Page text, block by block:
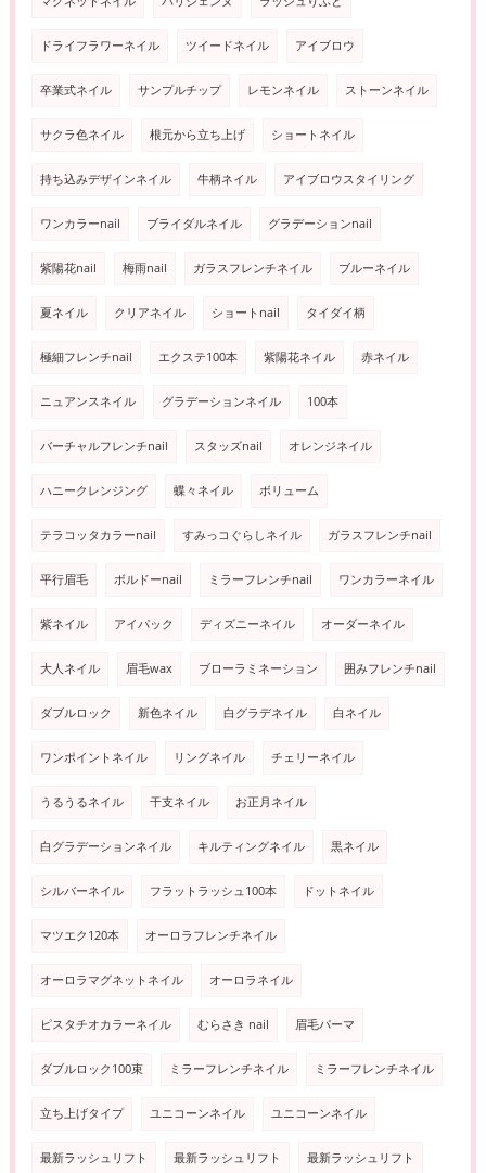
ドライフラワーネイル ツイードネイル アイブロウ
卒業式ネイル サンプルチップ レモンネイル ストーンネイル
サクラ色ネイル 根元から立ち上げ ショートネイル
持ち込みデザインネイル 牛柄ネイル アイブロウスタイリング
ワンカラーnail ブライダルネイル グラデーションnail
紫陽花nail 梅雨nail ガラスフレンチネイル ブルーネイル
夏ネイル クリアネイル ショートnail タイダイ柄
極細フレンチnail エクステ100本 紫陽花ネイル 赤ネイル
ニュアンスネイル グラデーションネイル 100本
バーチャルフレンチnail スタッズnail オレンジネイル
ハニークレンジング 蝶々ネイル ボリューム
テラコッタカラーnail すみっコぐらしネイル ガラスフレンチnail
平行眉毛 ボルドーnail ミラーフレンチnail ワンカラーネイル
紫ネイル アイパック ディズニーネイル オーダーネイル
大人ネイル 眉毛wax ブローラミネーション 囲みフレンチnail
ダブルロック 新色ネイル 白グラデネイル 白ネイル
ワンポイントネイル リングネイル チェリーネイル
うるうるネイル 干支ネイル お正月ネイル
白グラデーションネイル キルティングネイル 黒ネイル
シルバーネイル フラットラッシュ100本 ドットネイル
マツエク120本 オーロラフレンチネイル
オーロラマグネットネイル オーロラネイル
ピスタチオカラーネイル むらさき nail 眉毛パーマ
ダブルロック100束 ミラーフレンチネイル ミラーフレンチネイル
立ち上げタイプ ユニコーンネイル ユニコーンネイル
最新ラッシュリフト 最新ラッシュリフト 最新ラッシュリフト